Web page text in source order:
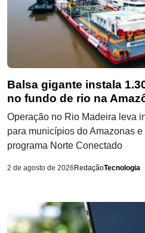
Balsa gigante instala
no fundo de rio na
Operação no Rio Madeira leva
para municípios do Amazonas
programa Norte Conectado
2 de agosto de 2026 RedaçãoTecnologia